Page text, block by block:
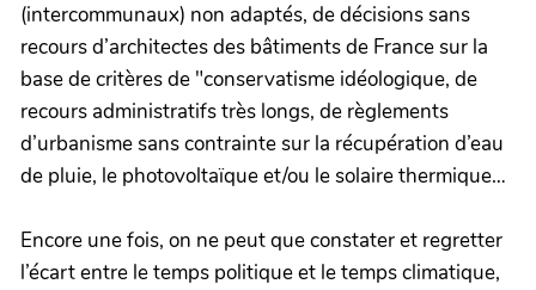
(intercommunaux) non adaptés, de décisions sans
recours d’architectes des bâtiments de France sur la
base de critères de "conservatisme idéologique, de
recours administratifs très longs, de règlements
d’urbanisme sans contrainte sur la récupération d’eau
de pluie, le photovoltaïque et/ou le solaire thermique…
Encore une fois, on ne peut que constater et regretter
l’écart entre le temps politique et le temps climatique,